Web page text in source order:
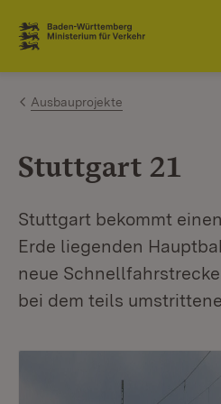
Zum Inhalt springen
Link zur Startseite
Ausbauprojekte
Stuttgart 21
Stuttgart bekommt
Erde liegenden
neue
bei dem teils